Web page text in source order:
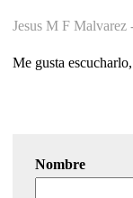
Jesus M F Malvarez
Me gusta
Nombre